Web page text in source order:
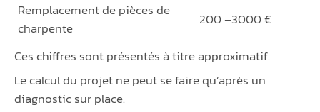
Remplacement de pièces de
charpente
200 –3000 €
Ces chiffres sont présentés à titre approximatif.
Le calcul du projet ne peut se faire qu’après un
diagnostic sur place.